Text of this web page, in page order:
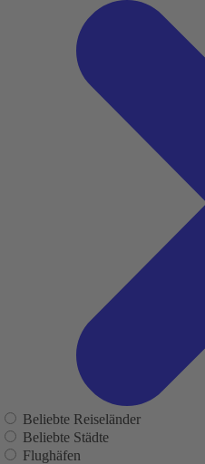
Beliebte Reiseländer
Beliebte Städte
Flughäfen